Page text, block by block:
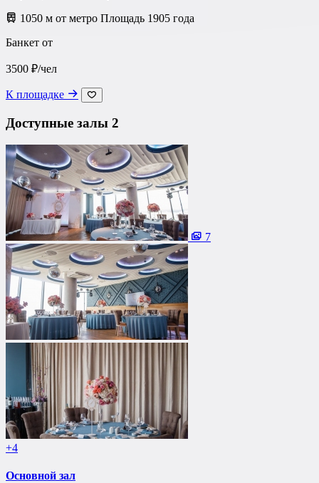
1050 м от метро Площадь 1905 года
Банкет от
3500 ₽/чел
К площадке
Доступные залы 2
7
+4
Основной зал